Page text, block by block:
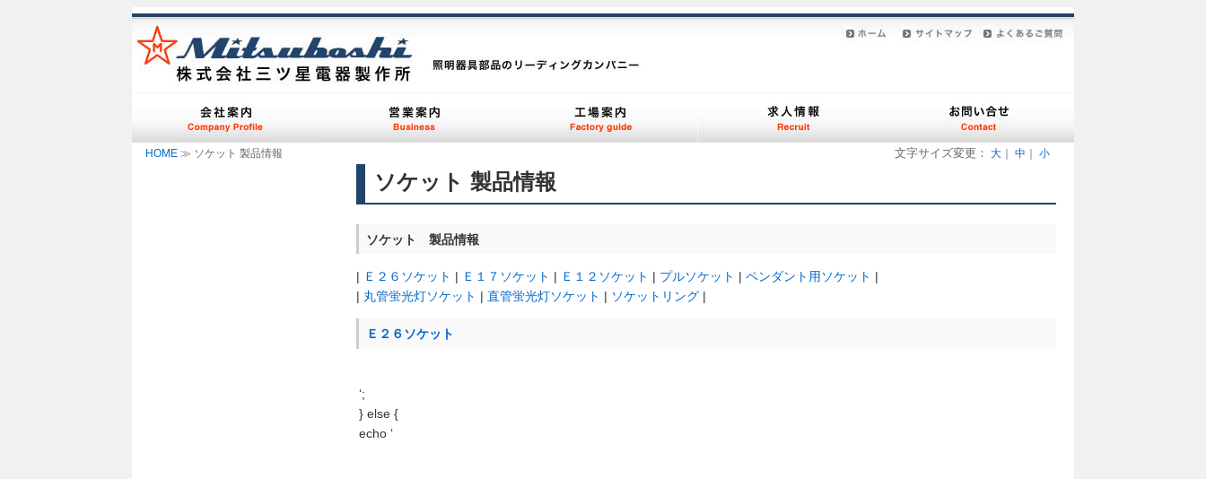
HOME ≫ ソケット 製品情報 文字サイズ変更： 大 中 小
ソケット 製品情報
ソケット 製品情報
| Ｅ２６ソケット | Ｅ１７ソケット | Ｅ１２ソケット | プルソケット | ペンダント用ソケット |
| 丸管蛍光灯ソケット | 直管蛍光灯ソケット | ソケットリング |
Ｅ２６ソケット
‘;
} else {
echo ‘